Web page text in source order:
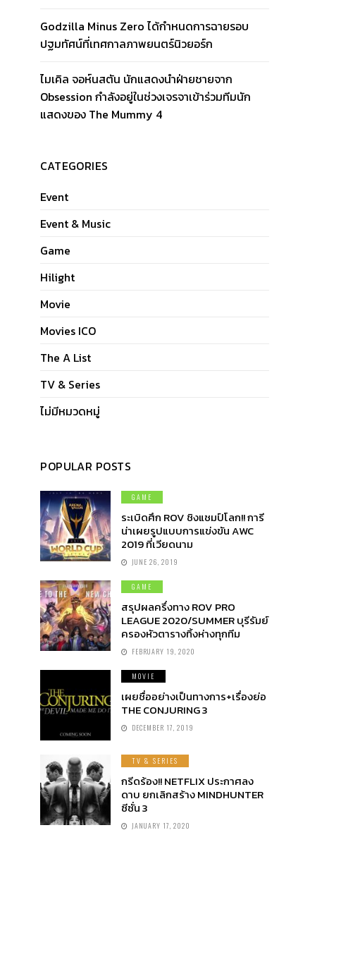
Godzilla Minus Zero ได้กำหนดการฉายรอบ
ปฐมทัศน์ที่เทศกาลภาพยนตร์นิวยอร์ก
ไมเคิล จอห์นสตัน นักแสดงนำฝ่ายชายจาก
Obsession กำลังอยู่ในช่วงเจรจาเข้าร่วมทีมนัก
แสดงของ The Mummy 4
CATEGORIES
Event
Event & Music
Game
Hilight
Movie
Movies ICO
The A List
TV & Series
ไม่มีหมวดหมู่
POPULAR POSTS
GAME
ระเบิดศึก ROV ชิงแชมป์โลก!! การี
น่าเผยรูปแบบการแข่งขัน AWC
2019 ที่เวียดนาม
JUNE 26, 2019
GAME
สรุปผลครึ่งทาง ROV PRO
LEAGUE 2020/SUMMER บุรีรัมย์
ครองหัวตารางทิ้งห่างทุกทีม
FEBRUARY 19, 2020
MOVIE
เผยชื่ออย่างเป็นทางการ+เรื่องย่อ
THE CONJURING 3
DECEMBER 17, 2019
TV & SERIES
กรีดร้อง!! NETFLIX ประกาศลง
ดาบ ยกเลิกสร้าง MINDHUNTER
ซีซั่น 3
JANUARY 17, 2020